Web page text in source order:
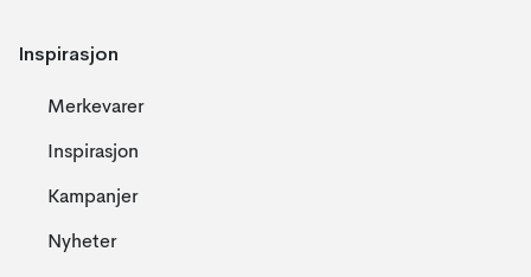
Inspirasjon
Merkevarer
Inspirasjon
Kampanjer
Nyheter